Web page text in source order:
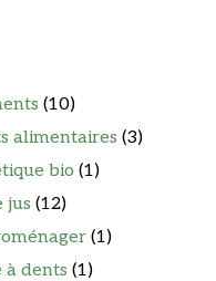
(10)
alimentaires (3)
bio (1)
jus (12)
(1)
à dents (1)